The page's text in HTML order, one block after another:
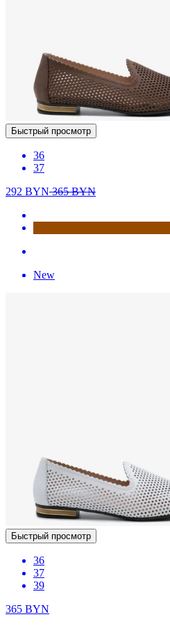
Быстрый просмотр
36
37
292 BYN365BYN
New
Быстрый просмотр
36
37
39
365 BYN